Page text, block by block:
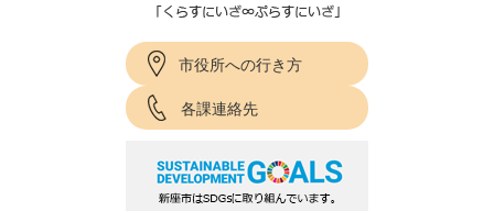
市役所への行き方
各課連絡先